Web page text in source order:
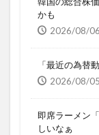
かも
2026/08/06
「最近の為替
2026/08/05
即席ラーメン
しいなぁ